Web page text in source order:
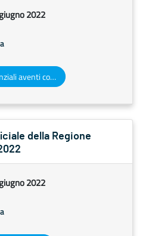
2022
Determinazioni dirigenziali aventi contenuto di interesse generale
della Regione
2022